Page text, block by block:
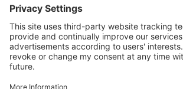
Wysyłka i